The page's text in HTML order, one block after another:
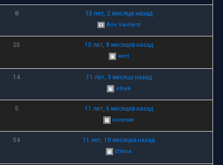
8 13 лет, 2 месяца назад
Aire Vaiolent
20 10 лет, 8 месяцев назад
wert
14 11 лет, 3 месяца назад
elbek
5 11 лет, 6 месяцев назад
иллюзия
54 11 лет, 10 месяцев назад
Ellena